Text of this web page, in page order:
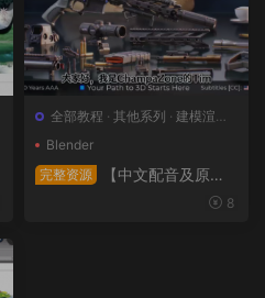
全部教程 · 其他系列 · 建模渲染>
Blender
完整资源
【中文配音及原
版】终极武器大师班2｜AR-18